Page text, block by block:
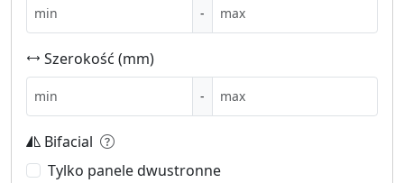
-
Szerokość (mm)
-
Bifacial
Tylko panele dwustronne